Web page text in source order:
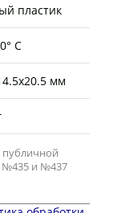
пластик
C
мм
публичной
№435 и №437